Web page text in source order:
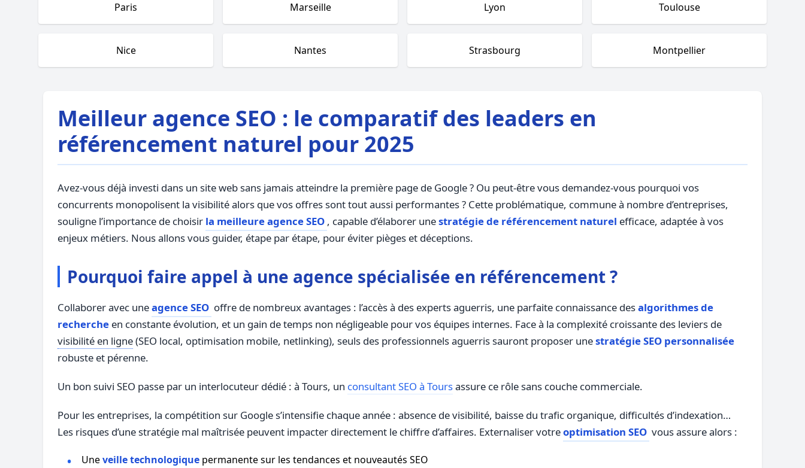
Paris Marseille Lyon Toulouse
Nice Nantes Strasbourg Montpellier
Meilleur agence SEO : le comparatif des leaders en
référencement naturel pour 2025
Avez-vous déjà investi dans un site web sans jamais atteindre la première page de Google ? Ou peut-être vous demandez-vous pourquoi vos
concurrents monopolisent la visibilité alors que vos offres sont tout aussi performantes ? Cette problématique, commune à nombre d’entreprises,
souligne l’importance de choisir la meilleure agence SEO , capable d’élaborer unestratégie de référencement naturel efficace, adaptée à vos
enjeux métiers. Nous allons vous guider, étape par étape, pour éviter pièges et déceptions.
Pourquoi faire appel à une agence spécialisée en référencement ?
Collaborer avec uneagence SEO offre de nombreux avantages : l’accès à des experts aguerris, une parfaite connaissance desalgorithmes de
recherche en constante évolution, et un gain de temps non négligeable pour vos équipes internes. Face à la complexité croissante des leviers de
visibilité en ligne(SEO local, optimisation mobile, netlinking), seuls des professionnels aguerris sauront proposer unestratégie SEO personnalisée
robuste et pérenne.
Un bon suivi SEO passe par un interlocuteur dédié : à Tours, un consultant SEO à Toursassure ce rôle sans couche commerciale.
Pour les entreprises, la compétition sur Google s’intensifie chaque année : absence de visibilité, baisse du trafic organique, difficultés d’indexation…
Les risques d’une stratégie mal maîtrisée peuvent impacter directement le chiffre d’affaires. Externaliser votreoptimisation SEO vous assure alors :
Uneveille technologique permanente sur les tendances et nouveautés SEO